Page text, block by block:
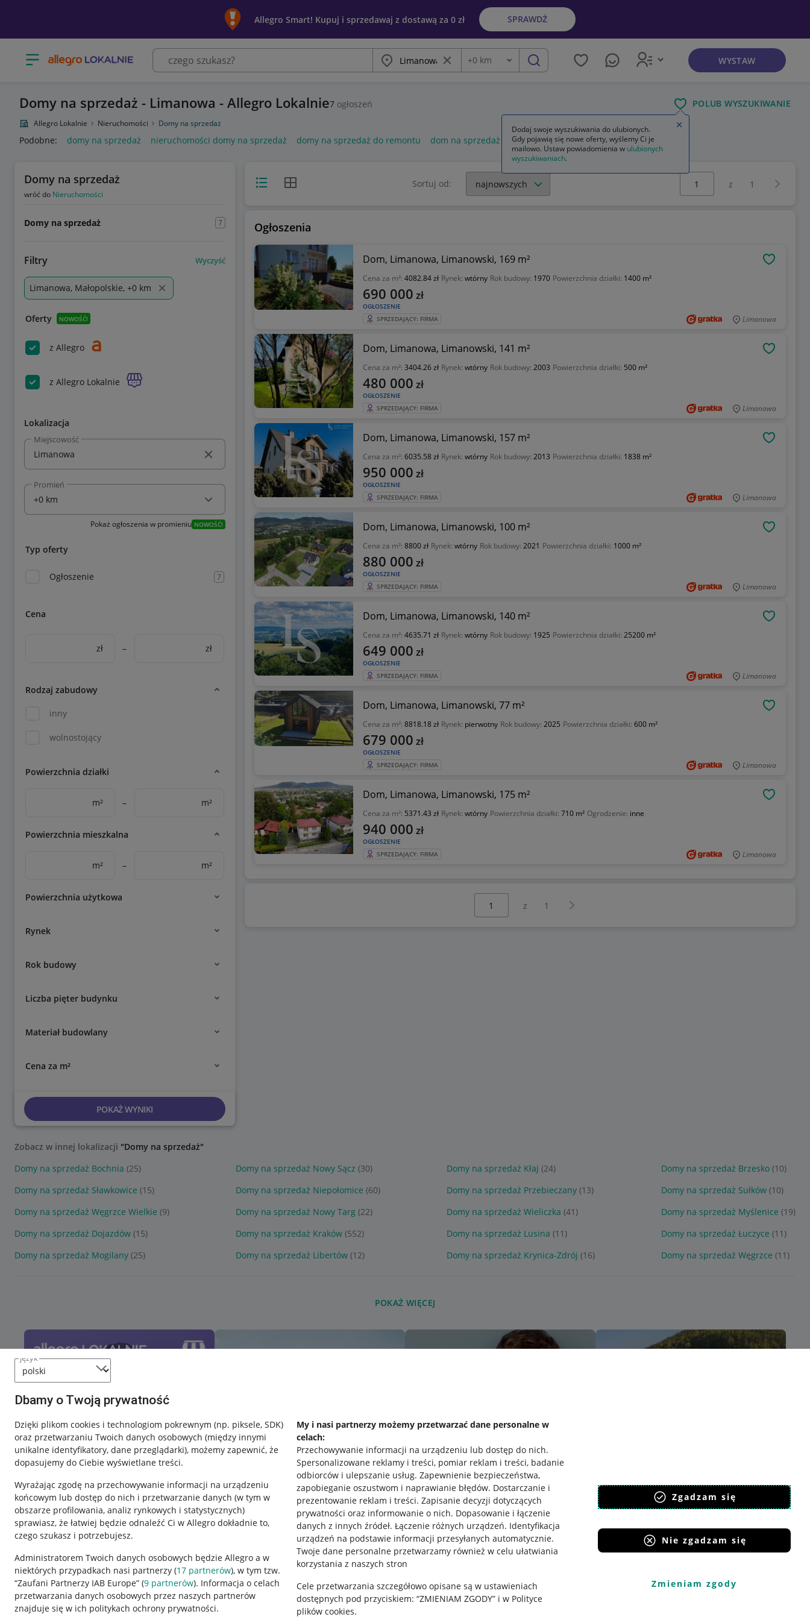
język
Dbamy o Twoją prywatność
Dzięki plikom cookies i technologiom pokrewnym (np. piksele, SDK)
oraz przetwarzaniu Twoich danych osobowych (między innymi
unikalne identyfikatory, dane przeglądarki), możemy zapewnić, że
dopasujemy do Ciebie wyświetlane treści.
Wyrażając zgodę na przechowywanie informacji na urządzeniu
końcowym lub dostęp do nich i przetwarzanie danych (w tym w
obszarze profilowania, analiz rynkowych i statystycznych)
sprawiasz, że łatwiej będzie odnaleźć Ci w Allegro dokładnie to,
czego szukasz i potrzebujesz.
Administratorem Twoich danych osobowych będzie Allegro a w
niektórych przypadkach nasi partnerzy (17 partnerów), w tym tzw.
“Zaufani Partnerzy IAB Europe” (9 partnerów). Informacja o celach
przetwarzania danych osobowych przez naszych partnerów
znajduje się w ich politykach ochrony prywatności.
My i nasi partnerzy możemy przetwarzać dane personalne w
celach:
Przechowywanie informacji na urządzeniu lub dostęp do nich.
Spersonalizowane reklamy i treści, pomiar reklam i treści, badanie
odbiorców i ulepszanie usług. Zapewnienie bezpieczeństwa,
zapobieganie oszustwom i naprawianie błędów. Dostarczanie i
prezentowanie reklam i treści. Zapisanie decyzji dotyczących
prywatności oraz informowanie o nich. Dopasowanie i łączenie
danych z innych źródeł. Łączenie różnych urządzeń. Identyfikacja
urządzeń na podstawie informacji przesyłanych automatycznie.
Twoje dane personalne przetwarzamy również w celu ułatwiania
korzystania z naszych stron
Cele przetwarzania szczegółowo opisane są w ustawieniach
dostępnych pod przyciskiem: “ZMIENIAM ZGODY” i w Polityce
plików cookies.
Zgadzam się
Nie zgadzam się
Zmieniam zgody
Allegro Smart! Kupuj i sprzedawaj z dostawą za 0 zł SPRAWDŹ
Otwórz menu z kategoriami Miasto Wyczyść frazę
Odległość
+0 km szukaj WYSTAW
Domy na sprzedaż - Limanowa - Allegro Lokalnie7 ogłoszeń POLUB WYSZUKIWANIE
Allegro Lokalnie Nieruchomości Domy na sprzedaż
Podobne: domy na sprzedaż nieruchomości domy na sprzedaż domy na sprzedaż do remontu dom na sprzedaż baner sprzedam dom
Domy na sprzedaż
wróć do Nieruchomości
Domy na sprzedaż 7
Filtry Wyczyść
Limanowa, Małopolskie, +0 km
Oferty NOWOŚĆ!
z Allegro
z Allegro Lokalnie
Lokalizacja
Miejscowość
Promień
Pokaż ogłoszenia w promieniu NOWOŚĆ!
Typ oferty
Ogłoszenie 7
Cena
zł – zł
Rodzaj zabudowy
inny
wolnostojący
Powierzchnia działki
m² – m²
Powierzchnia mieszkalna
m² – m²
Powierzchnia użytkowa
Rynek
Rok budowy
Liczba pięter budynku
Materiał budowlany
Cena za m²
POKAŻ WYNIKI
Widok listyWidok siatki Sortuj od:
Wybierz stronę:
z 1
Ogłoszenia
Dom, Limanowa, Limanowski, 169 m²
Cena za m²: 4082.84 zł Rynek: wtórny Rok budowy: 1970 Powierzchnia działki: 1400 m²
OGŁOSZENIE
690 000 zł
SPRZEDAJĄCY: FIRMA Limanowa
Dom, Limanowa, Limanowski, 141 m²
Cena za m²: 3404.26 zł Rynek: wtórny Rok budowy: 2003 Powierzchnia działki: 500 m²
OGŁOSZENIE
480 000 zł
SPRZEDAJĄCY: FIRMA Limanowa
Dom, Limanowa, Limanowski, 157 m²
Cena za m²: 6035.58 zł Rynek: wtórny Rok budowy: 2013 Powierzchnia działki: 1838 m²
OGŁOSZENIE
950 000 zł
SPRZEDAJĄCY: FIRMA Limanowa
Dom, Limanowa, Limanowski, 100 m²
Cena za m²: 8800 zł Rynek: wtórny Rok budowy: 2021 Powierzchnia działki: 1000 m²
OGŁOSZENIE
880 000 zł
SPRZEDAJĄCY: FIRMA Limanowa
Dom, Limanowa, Limanowski, 140 m²
Cena za m²: 4635.71 zł Rynek: wtórny Rok budowy: 1925 Powierzchnia działki: 25200 m²
OGŁOSZENIE
649 000 zł
SPRZEDAJĄCY: FIRMA Limanowa
Dom, Limanowa, Limanowski, 77 m²
Cena za m²: 8818.18 zł Rynek: pierwotny Rok budowy: 2025 Powierzchnia działki: 600 m²
OGŁOSZENIE
679 000 zł
SPRZEDAJĄCY: FIRMA Limanowa
Dom, Limanowa, Limanowski, 175 m²
Cena za m²: 5371.43 zł Rynek: wtórny Powierzchnia działki: 710 m² Ogrodzenie: inne
OGŁOSZENIE
940 000 zł
SPRZEDAJĄCY: FIRMA Limanowa
z 1 Następna strona
Zobacz w innej lokalizacji "Domy na sprzedaż"
Domy na sprzedaż Bochnia (25) Domy na sprzedaż Nowy Sącz (30) Domy na sprzedaż Kłaj (24) Domy na sprzedaż Brzesko (10)
Domy na sprzedaż Sławkowice (15) Domy na sprzedaż Niepołomice (60) Domy na sprzedaż Przebieczany (13) Domy na sprzedaż Sułków (10)
Domy na sprzedaż Węgrzce Wielkie (9) Domy na sprzedaż Nowy Targ (22) Domy na sprzedaż Wieliczka (41) Domy na sprzedaż Myślenice (19)
Domy na sprzedaż Dojazdów (15) Domy na sprzedaż Kraków (552) Domy na sprzedaż Lusina (11) Domy na sprzedaż Łuczyce (11)
Domy na sprzedaż Mogilany (25) Domy na sprzedaż Libertów (12) Domy na sprzedaż Krynica-Zdrój (16) Domy na sprzedaż Węgrzce (11)
POKAŻ WIĘCEJ
Przydatne informacje
Jak to działa
Napisz do nas
Allegro Gadane dla sprzedających
Regulamin
Polityka plików "cookies"
Ustawienia plików "cookies"
Pobierz aplikację
Dodaj swoje wyszukiwania do ulubionych.
Gdy pojawią się nowe oferty, wyślemy Ci je
mailowo. Ustaw powiadomienia w ulubionych
wyszukiwaniach.
Zamknij wskazówkę